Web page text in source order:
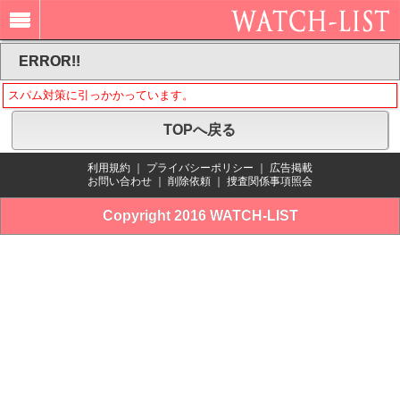
ERROR!!
スパム対策に引っかかっています。
TOPへ戻る
利用規約 プライバシーポリシー
広告掲載
お問い合わせ
削除依頼 捜査関係事項照会
Copyright 2016 WATCH-LIST